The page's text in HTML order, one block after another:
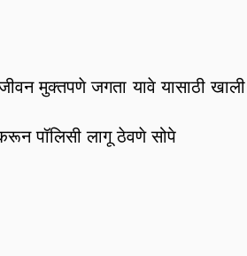
मुक्तपणे जगता यावे यासाठी खाली
पॉलिसी लागू ठेवणे सोपे